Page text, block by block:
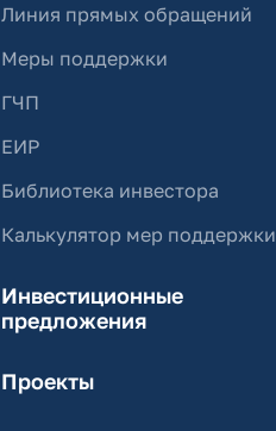
Линия прямых обращений
Меры поддержки
ГЧП
ЕИР
Библиотека инвестора
Калькулятор мер поддержки
Инвестиционные
предложения
Проекты